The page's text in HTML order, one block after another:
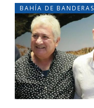
BAHÍA DE BANDERAS